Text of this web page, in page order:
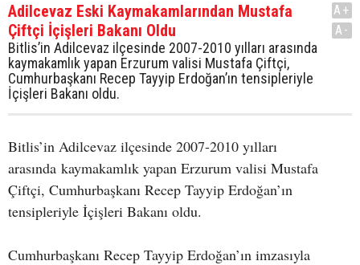
Adilcevaz Eski Kaymakamlarından Mustafa
Çiftçi İçişleri Bakanı Oldu
Bitlis’in Adilcevaz ilçesinde 2007-2010 yılları arasında
kaymakamlık yapan Erzurum valisi Mustafa Çiftçi,
Cumhurbaşkanı Recep Tayyip Erdoğan’ın tensipleriyle
İçişleri Bakanı oldu.
A+
A-
Bitlis’in Adilcevaz ilçesinde 2007-2010 yılları
arasında kaymakamlık yapan Erzurum valisi Mustafa
Çiftçi, Cumhurbaşkanı Recep Tayyip Erdoğan’ın
tensipleriyle İçişleri Bakanı oldu.
Cumhurbaşkanı Recep Tayyip Erdoğan’ın imzasıyla